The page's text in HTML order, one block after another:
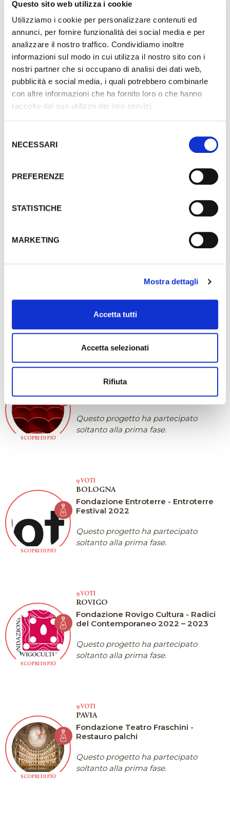
Questo sito web utilizza i cookie
Utilizziamo i cookie per personalizzare contenuti ed
annunci, per fornire funzionalità dei social media e per
analizzare il nostro traffico. Condividiamo inoltre
informazioni sul modo in cui utilizza il nostro sito con i
nostri partner che si occupano di analisi dei dati web,
pubblicità e social media, i quali potrebbero combinarle
con altre informazioni che ha fornito loro o che hanno
raccolto dal suo utilizzo dei loro servizi.
delNECESSARI
PREFERENZE
STATISTICHE
MARKETING
Mostra dettagli
Accetta tutti
Accetta selezionati
Rifiuta
9 VOTI
Comune di Salara - Oratorio della
Madonna della Neve, ristrutturazione
Questo progetto ha partecipato
soltanto alla prima fase.
SCOPRI DI PIÙ
RUDA
2023: Genesi, Cividale
soltanto alla prima fase.
SCOPRI DI PIÙ
9 VOTI
MILANO
Attività 2022/2023
Questo progetto ha partecipato
soltanto alla prima fase.
SCOPRI DI PIÙ
9 VOTI
BOLOGNA
Fondazione Entroterre - Entroterre
Festival 2022
Questo progetto ha partecipato
soltanto alla prima fase.
SCOPRI DI PIÙ
9 VOTI
ROVIGO
Fondazione Rovigo Cultura - Radici
del Contemporaneo 2022 – 2023
Questo progetto ha partecipato
soltanto alla prima fase.
SCOPRI DI PIÙ
9 VOTI
PAVIA
Fondazione Teatro Fraschini -
Restauro palchi
Questo progetto ha partecipato
soltanto alla prima fase.